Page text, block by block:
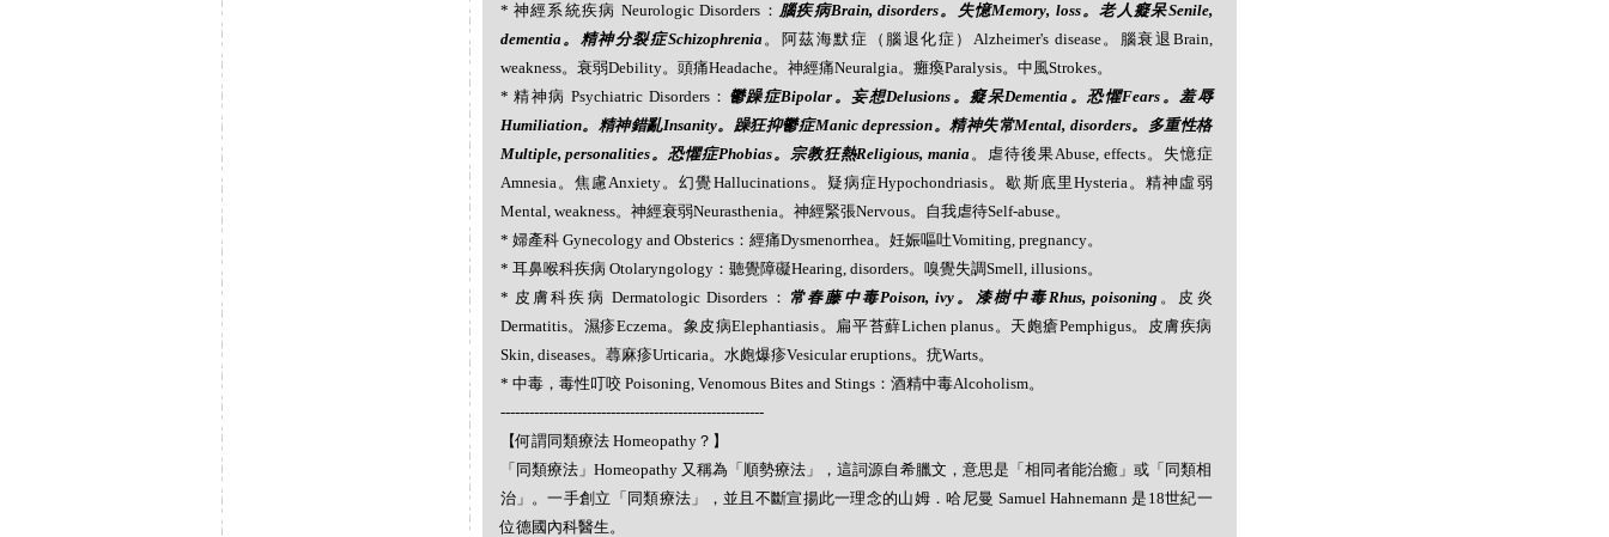
* 神經系統疾病 Neurologic Disorders： 腦疾病Brain, disorders。失憶Memory, loss。老人癡呆Senile,
dementia。精神分裂症Schizophrenia 。阿茲海默症（腦退化症）Alzheimer's disease。腦衰退Brain,
weakness。衰弱Debility。頭痛Headache。神經痛Neuralgia。癱瘓Paralysis。中風Strokes。
* 精神病 Psychiatric Disorders： 鬱躁症Bipolar。妄想Delusions。癡呆Dementia。恐懼Fears。羞辱
Humiliation。精神錯亂Insanity。躁狂抑鬱症Manic depression。精神失常Mental, disorders。多重性格
Multiple, personalities。恐懼症Phobias。宗教狂熱Religious, mania 。虐待後果Abuse, effects。失憶症
Amnesia。焦慮Anxiety。幻覺Hallucinations。疑病症Hypochondriasis。歇斯底里Hysteria。精神虛弱
Mental, weakness。神經衰弱Neurasthenia。神經緊張Nervous。自我虐待Self-abuse。
* 婦產科 Gynecology and Obsterics：經痛Dysmenorrhea。妊娠嘔吐Vomiting, pregnancy。
* 耳鼻喉科疾病 Otolaryngology：聽覺障礙Hearing, disorders。嗅覺失調Smell, illusions。
* 皮膚科疾病 Dermatologic Disorders： 常春藤中毒Poison, ivy。漆樹中毒Rhus, poisoning 。皮炎
Dermatitis。濕疹Eczema。象皮病Elephantiasis。扁平苔蘚Lichen planus。天皰瘡Pemphigus。皮膚疾病
Skin, diseases。蕁麻疹Urticaria。水皰爆疹Vesicular eruptions。疣Warts。
* 中毒，毒性叮咬 Poisoning, Venomous Bites and Stings：酒精中毒Alcoholism。
-------------------------------------------------------
【何謂同類療法 Homeopathy？】
「同類療法」Homeopathy 又稱為「順勢療法」，這詞源自希臘文，意思是「相同者能治癒」或「同類相
治」。一手創立「同類療法」，並且不斷宣揚此一理念的山姆．哈尼曼 Samuel Hahnemann 是18世紀一
位德國內科醫生。